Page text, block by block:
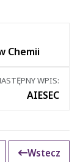
Chemii
WPIS:
AIESEC
Wstecz